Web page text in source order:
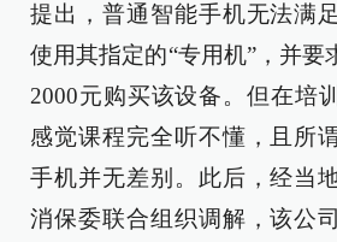
提出，普通智能手机无法满
使用其指定的“专用机”，并要
2000元购买该设备。但在培
感觉课程完全听不懂，且所
手机并无差别。此后，经当
消保委联合组织调解，该公